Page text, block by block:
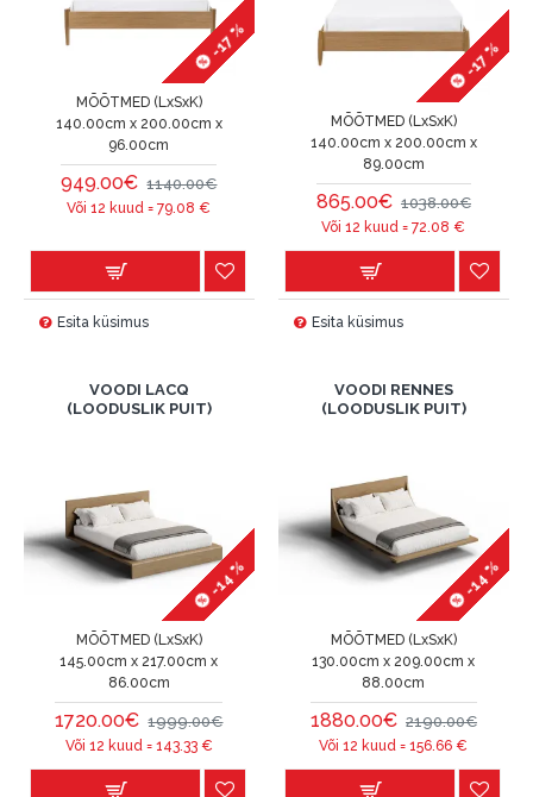
-17 %
MÕÕTMED (LxSxK)
140.00cm x 200.00cm x
96.00cm
949.00€ 1140.00€
Või 12 kuud =79.08 €
Esita küsimus
-17 %
MÕÕTMED (LxSxK)
140.00cm x 200.00cm x
89.00cm
865.00€ 1038.00€
Või 12 kuud =72.08 €
Esita küsimus
VOODI LACQ
(LOODUSLIK PUIT)
-14 %
MÕÕTMED (LxSxK)
145.00cm x 217.00cm x
86.00cm
1720.00€ 1999.00€
Või 12 kuud = 143.33€
VOODI RENNES
(LOODUSLIK PUIT)
-14 %
MÕÕTMED (LxSxK)
130.00cm x 209.00cm x
88.00cm
1880.00€ 2190.00€
Või 12 kuud =156.66 €